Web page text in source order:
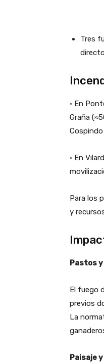
Tres
• En
Graña
Cospindo
• En
Para los
y
Pastos
El fuego
previos
La
Paisaje